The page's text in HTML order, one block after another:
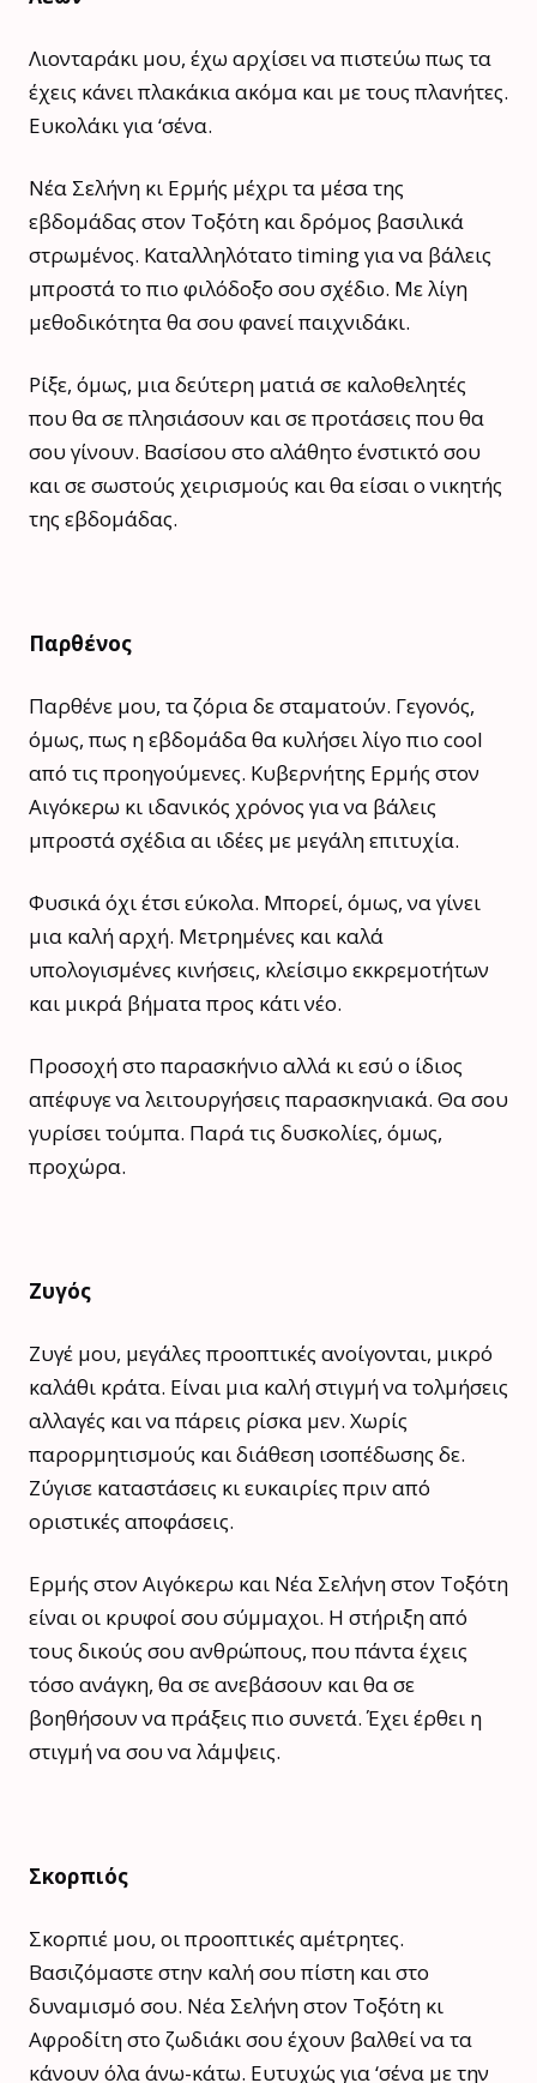
Λιονταράκι μου, έχω αρχίσει να πιστεύω πως τα
έχεις κάνει πλακάκια ακόμα και με τους πλανήτες.
Ευκολάκι για ‘σένα.
Νέα Σελήνη κι Ερμής μέχρι τα μέσα της
εβδομάδας στον Τοξότη και δρόμος βασιλικά
στρωμένος. Καταλληλότατο timing για να βάλεις
μπροστά το πιο φιλόδοξο σου σχέδιο. Με λίγη
μεθοδικότητα θα σου φανεί παιχνιδάκι.
Ρίξε, όμως, μια δεύτερη ματιά σε καλοθελητές
που θα σε πλησιάσουν και σε προτάσεις που θα
σου γίνουν. Βασίσου στο αλάθητο ένστικτό σου
και σε σωστούς χειρισμούς και θα είσαι ο νικητής
της εβδομάδας.
Παρθένος
Παρθένε μου, τα ζόρια δε σταματούν. Γεγονός,
όμως, πως η εβδομάδα θα κυλήσει λίγο πιο cool
από τις προηγούμενες. Κυβερνήτης Ερμής στον
Αιγόκερω κι ιδανικός χρόνος για να βάλεις
μπροστά σχέδια αι ιδέες με μεγάλη επιτυχία.
Φυσικά όχι έτσι εύκολα. Μπορεί, όμως, να γίνει
μια καλή αρχή. Μετρημένες και καλά
υπολογισμένες κινήσεις, κλείσιμο εκκρεμοτήτων
και μικρά βήματα προς κάτι νέο.
Προσοχή στο παρασκήνιο αλλά κι εσύ ο ίδιος
απέφυγε να λειτουργήσεις παρασκηνιακά. Θα σου
γυρίσει τούμπα. Παρά τις δυσκολίες, όμως,
προχώρα.
Ζυγός
Ζυγέ μου, μεγάλες προοπτικές ανοίγονται, μικρό
καλάθι κράτα. Είναι μια καλή στιγμή να τολμήσεις
αλλαγές και να πάρεις ρίσκα μεν. Χωρίς
παρορμητισμούς και διάθεση ισοπέδωσης δε.
Ζύγισε καταστάσεις κι ευκαιρίες πριν από
οριστικές αποφάσεις.
Ερμής στον Αιγόκερω και Νέα Σελήνη στον Τοξότη
είναι οι κρυφοί σου σύμμαχοι. Η στήριξη από
τους δικούς σου ανθρώπους, που πάντα έχεις
τόσο ανάγκη, θα σε ανεβάσουν και θα σε
βοηθήσουν να πράξεις πιο συνετά. Έχει έρθει η
στιγμή να σου να λάμψεις.
Σκορπιός
Σκορπιέ μου, οι προοπτικές αμέτρητες.
Βασιζόμαστε στην καλή σου πίστη και στο
δυναμισμό σου. Νέα Σελήνη στον Τοξότη κι
Αφροδίτη στο ζωδιάκι σου έχουν βαλθεί να τα
κάνουν όλα άνω-κάτω. Ευτυχώς για ‘σένα με την